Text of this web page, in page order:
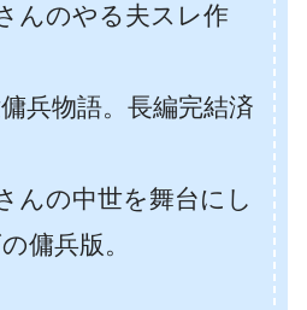
んのやる夫スレ作
兵物語。長編完結済
んの中世を舞台にし
傭兵版。